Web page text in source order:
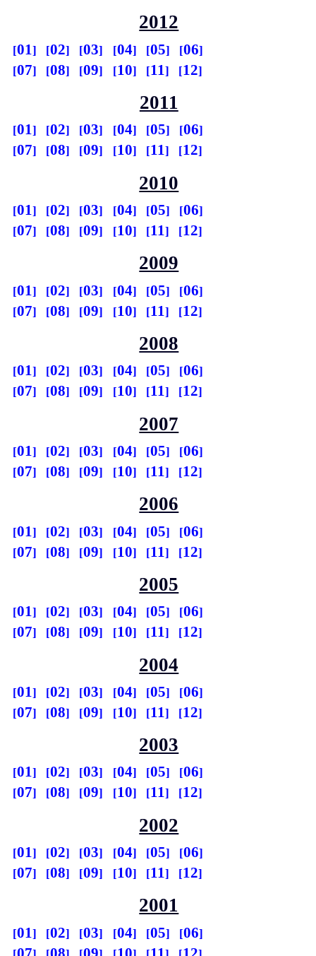
2012
01 02 03 04 05
06
07
08 09 10 11 12
2011
01 02 03 04 05
06
07
08 09 10 11 12
2010
01 02 03 04 05
06
07
08 09 10 11 12
2009
01 02 03 04 05
06
07
08 09 10 11 12
2008
01 02 03 04 05
06
07
08 09 10 11 12
2007
01 02 03 04 05
06
07
08 09 10 11 12
2006
01 02 03 04 05
06
07
08 09 10 11 12
2005
01 02 03 04 05
06
07
08 09 10 11 12
2004
01 02 03 04 05
06
07
08 09 10 11 12
2003
01 02 03 04 05
06
07
08 09 10 11 12
2002
01 02 03 04 05
06
07
08 09 10 11 12
2001
01 02 03 04 05
06